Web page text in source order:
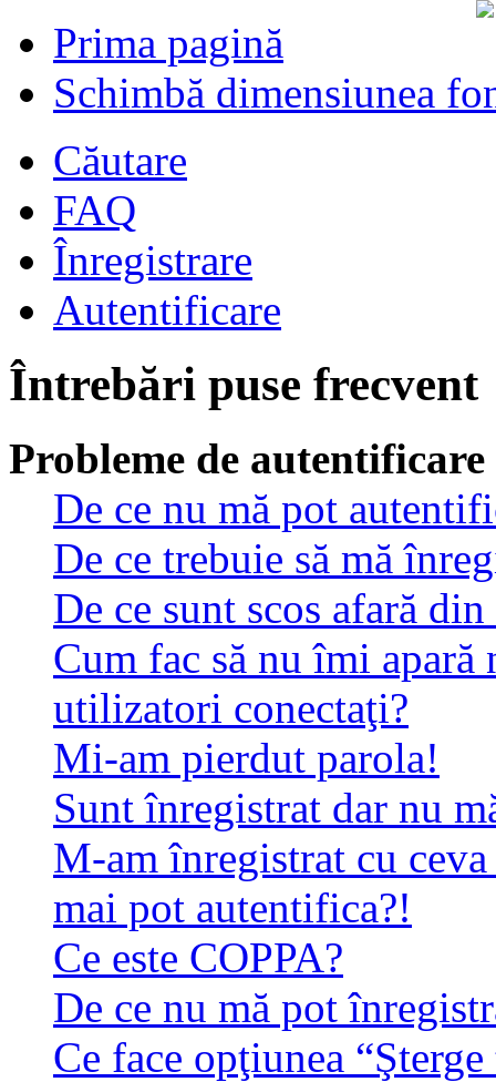
Prima pagină
Schimbă dimensiunea
Căutare
FAQ
Înregistrare
Autentificare
Întrebări puse frecvent
Probleme de
De ce nu mă pot
De ce trebuie să mă
De ce sunt scos afară
Cum fac să nu îmi
utilizatori conectaţi?
Mi-am pierdut parola!
Sunt înregistrat dar nu
M-am înregistrat cu
mai pot autentifica?!
Ce este COPPA?
De ce nu mă pot
Ce face opţiunea